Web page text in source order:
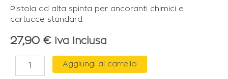
Pistola ad alta spinta per ancoranti chimici e
cartucce standard.
27,90 € Iva Inclusa
PISTOLA
Aggiungi al carrello